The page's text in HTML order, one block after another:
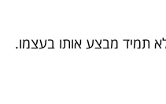
תמיד מבצע אותו בעצמו.